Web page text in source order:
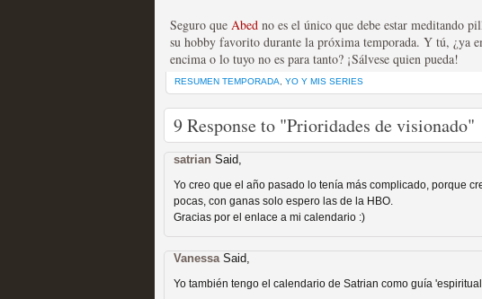
Fin de ciclo para las series de
MOLTISANTI
Recomendación de la semana
Seguro que Abed no es el único que debe estar meditando
su hobby favorito durante la próxima temporada. Y tú, ¿ya
encima o lo tuyo no es para tanto? ¡Sálvese quien pueda!
RESUMEN TEMPORADA YO Y MIS SERIES
9 Response to "Prioridades de visionado"
satrian Said,
Yo creo que el año pasado lo tenía más complicado, porque
pocas, con ganas solo espero las de la HBO.
Gracias por el enlace a mi calendario :)
Vanessa Said,
Yo también tengo el calendario de Satrian como guía